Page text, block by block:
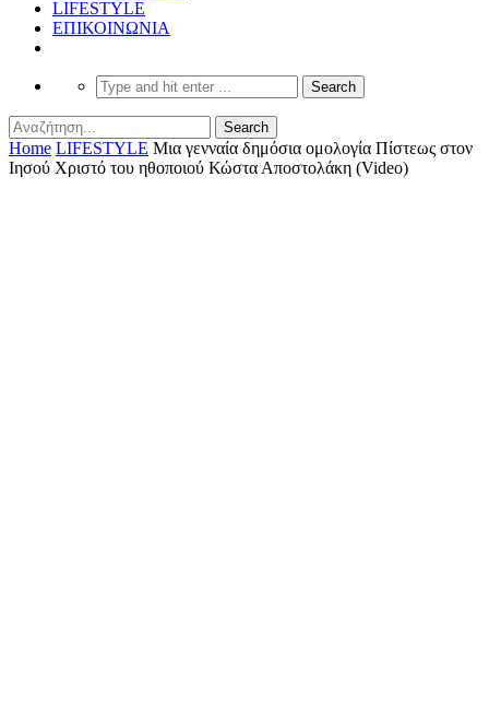
LIFESTYLE
ΕΠΙΚΟΙΝΩΝΙΑ
Home LIFESTYLE Μια γενναία δημόσια ομολογία Πίστεως στον
Ιησού Χριστό του ηθοποιού Κώστα Αποστολάκη (Video)